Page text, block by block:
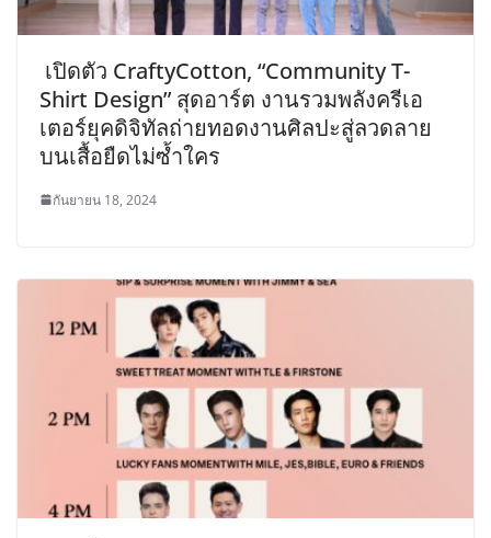
เปิดตัว CraftyCotton, “Community T-
Shirt Design” สุดอาร์ต งานรวมพลังครีเอ
เตอร์ยุคดิจิทัลถ่ายทอดงานศิลปะสู่ลวดลาย
บนเสื้อยืดไม่ซ้ำใคร
กันยายน 18, 2024